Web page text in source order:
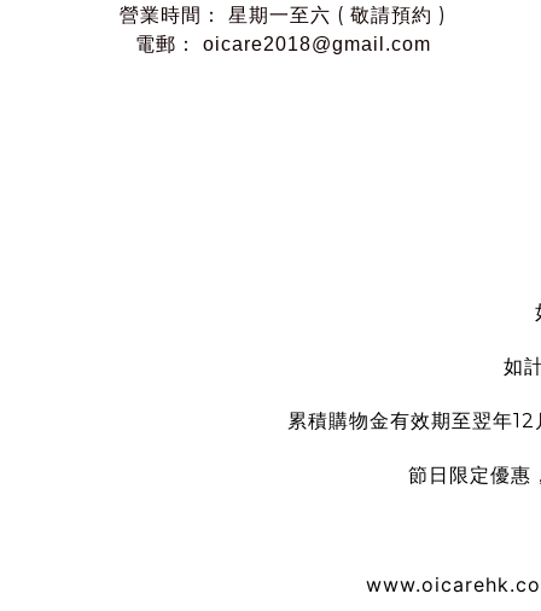
營業時間： 星期一至六 ( 敬請預約 )
電郵： oicare2018@gmail.com
如
累積購物金有效期至翌年
節日限定優惠